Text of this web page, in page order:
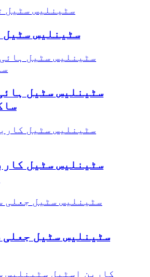
سٹینلیس
سٹینلیس سٹیل
سٹینلیس سٹیل
سٹینلیس سٹیل